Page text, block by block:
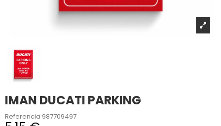
IMAN DUCATI PARKING
Referencia 987709497